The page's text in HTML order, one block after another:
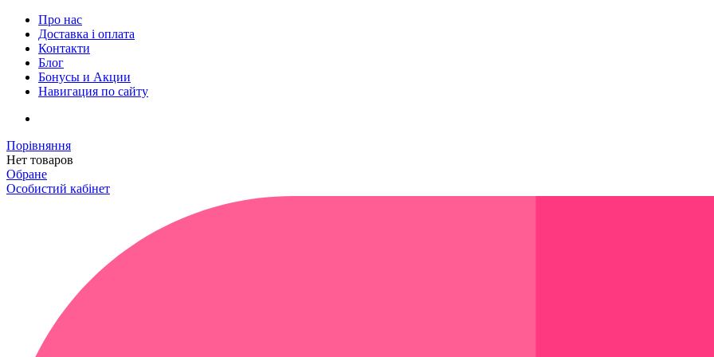
Про нас
Доставка і оплата
Контакти
Блог
Бонусы и Акции
Навигация по сайту
Порівняння
Нет товаров
Обране
Особистий кабінет